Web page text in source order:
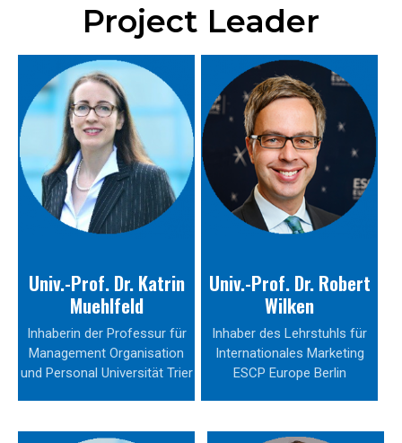
Project Leader
Univ.-Prof. Dr. Katrin
Muehlfeld
Inhaberin der Professur für
Management Organisation
und Personal Universität Trier
Univ.-Prof. Dr. Robert
Wilken
Inhaber des Lehrstuhls für
Internationales Marketing
ESCP Europe Berlin